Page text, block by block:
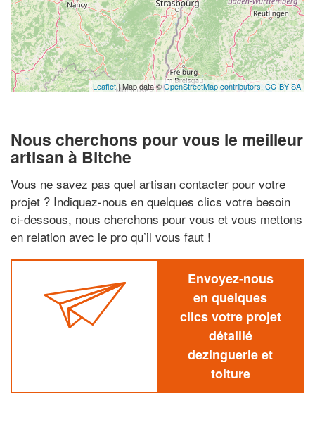
Leaflet| Map data ©OpenStreetMap contributors, CC-BY-SA
Nous cherchons pour vous le meilleur
artisan à Bitche
Vous ne savez pas quel artisan contacter pour votre
projet ? Indiquez-nous en quelques clics votre besoin
ci-dessous, nous cherchons pour vous et vous mettons
en relation avec le pro qu’il vous faut !
Envoyez-nous
en quelques
clics votre projet
détaillé
dezinguerie et
toiture